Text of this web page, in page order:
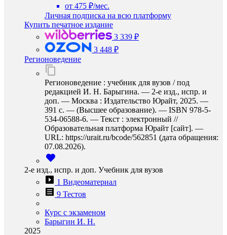
от 475 ₽/мес.
Личная подписка на всю платформу
Купить печатное издание
3 339 ₽
3 448 ₽
Регионоведение
Регионоведение : учебник для вузов / под
редакцией И. Н. Барыгина. — 2-е изд., испр. и
доп. — Москва : Издательство Юрайт, 2025. —
391 с. — (Высшее образование). — ISBN 978-5-
534-06588-6. — Текст : электронный //
Образовательная платформа Юрайт [сайт]. —
URL: https://urait.ru/bcode/562851 (дата обращения:
07.08.2026).
2-е изд., испр. и доп. Учебник для вузов
1 Видеоматериал
9 Тестов
Курс с экзаменом
Барыгин И. Н.
2025